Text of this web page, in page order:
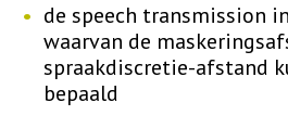
de speech transmission
waarvan de
spraakdiscretie-afstand
bepaald